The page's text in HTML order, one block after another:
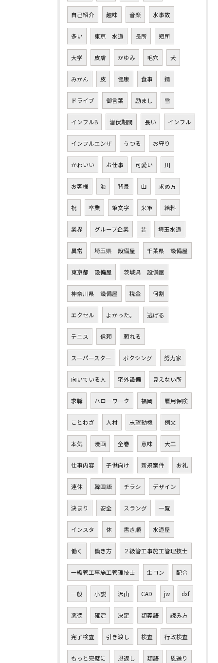
自己紹介 趣味 音楽 水事故
多い 東京 水道 長所 短所
大学 皮膚 かゆみ 毛穴 犬
みかん 皮 健康 食事 錆
ドライブ 御言葉 励まし 雪
インフルB 潜伏期間 長い インフル
インフルエンザ うつる お守り
かわいい お仕事 可愛い 川
お客様 海 背景 山 求め方
祝 卒業 筆文字 米軍 給料
業界 グループ企業 昔 埼玉水道
異常 埼玉県 設備屋 千葉県 設備屋
東京都 設備屋 茨城県 設備屋
神奈川県 設備屋 税金 何割
エクセル よかった。 逃げる
テニス 信頼 頼れる
スーパースター ボクシング 努力家
向いている人 宅外設備 見えない所
求職 ハローワーク 福岡 雇用保険
ことわざ 人材 志望動機 例文
本気 漫画 全巻 意味 大工
仕事内容 子供向け 新規案件 お礼
連休 韓国語 チラシ デザイン
決まり 安全 スラング 一覧
インスタ 休 書き順 水道屋
働く 働き方 ２級管工事施工管理技士
一級管工事施工管理技士 生コン 配合
一般 小説 沢山 CAD jw dxf
悪徳 確定 決定 類義語 読み方
完了検査 引き渡し 検査 行政検査
もっと完璧に 恩返し 類語 恩送り